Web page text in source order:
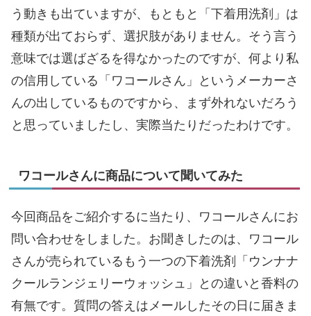
う動きも出ていますが、もともと「下着用洗剤」は
種類が出ておらず、選択肢がありません。そう言う
意味では選ばざるを得なかったのですが、何より私
の信用している「ワコールさん」というメーカーさ
んの出しているものですから、まず外れないだろう
と思っていましたし、実際当たりだったわけです。
ワコールさんに商品について聞いてみた
今回商品をご紹介するに当たり、ワコールさんにお
問い合わせをしました。お聞きしたのは、ワコール
さんが売られているもう一つの下着洗剤「ウンナナ
クールランジェリーウォッシュ」との違いと香料の
有無です。質問の答えはメールしたその日に届きま